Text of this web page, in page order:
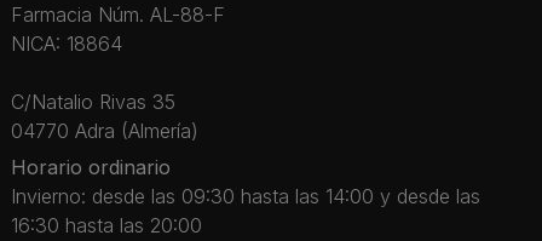
Farmacia Núm. AL-88-F
NICA: 18864
C/Natalio Rivas 35
04770 Adra (Almería)
Horario ordinario
Invierno: desde las 09:30 hasta las 14:00 y desde las
16:30 hasta las 20:00